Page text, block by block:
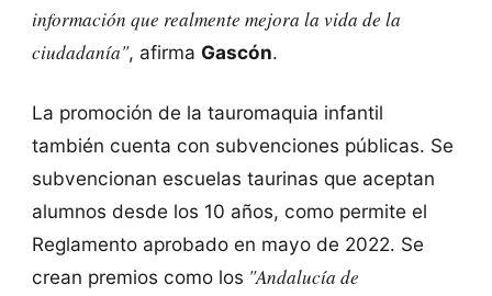
información que realmente mejora la vida de la
ciudadanía", afirma Gascón.
La promoción de la tauromaquia infantil
también cuenta con subvenciones públicas. Se
subvencionan escuelas taurinas que aceptan
alumnos desde los 10 años, como permite el
Reglamento aprobado en mayo de 2022. Se
crean premios como los "Andalucía de